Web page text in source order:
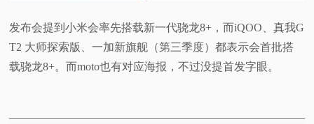
发布会提到小米会率先搭载新一代骁龙8+，而iQOO、真我G
T2 大师探索版、一加新旗舰（第三季度）都表示会首批搭
载骁龙8+。而moto也有对应海报，不过没提首发字眼。